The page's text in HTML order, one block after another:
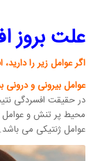
علت بروز
اگر عوامل زیر را
عوامل بیرونی و درونی
در حقیقت افسردگی
محیط پر تنش و عوامل
عوامل ژنتیکی می باشد.